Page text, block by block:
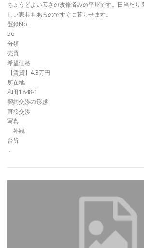
ちょうどよい広さの改修済みの平屋です。日当たり
しい家具もあるのですぐに暮らせます。
登録No.
56
分類
売買
希望価格
【賃貸】4.3万円
所在地
和田1848-1
契約交渉の形態
直接交渉
写真
外観
台所
…